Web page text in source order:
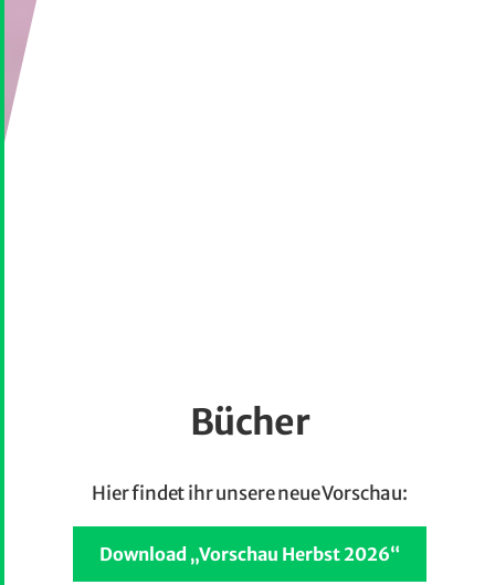
Bücher
Hier findet ihr unsere neue Vorschau:
Download „Vorschau Herbst 2026“